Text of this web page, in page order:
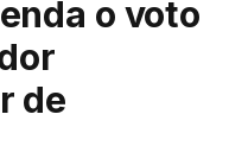
o voto
de